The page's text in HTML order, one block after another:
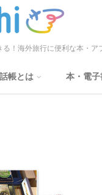
！海外旅行に便利な本・ア
帳とは 本・電